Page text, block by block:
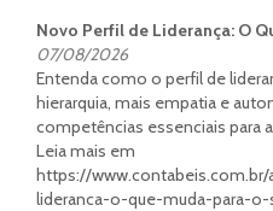
Novo Perfil de Liderança: O
07/08/2026
Entenda como o perfil de
hierarquia, mais empatia e
competências essenciais para
Leia mais em
https://
lideranca-o-que-muda-para-